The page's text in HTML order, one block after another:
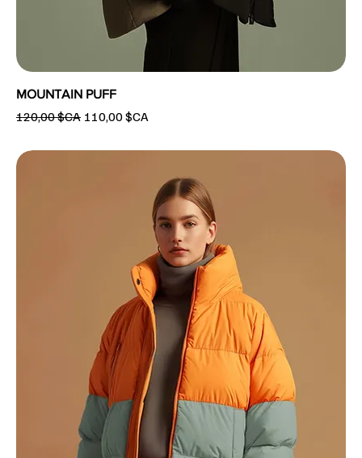
MOUNTAIN PUFF
Prix original
120,00 $CA Prix promotionnel
110,00 $CA